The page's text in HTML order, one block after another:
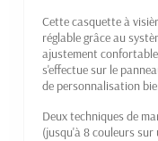
Cette casquette à
réglable grâce au
ajustement
s'effectue sur le
de personnalisation
Deux techniques de
(jusqu'à 8 couleurs sur